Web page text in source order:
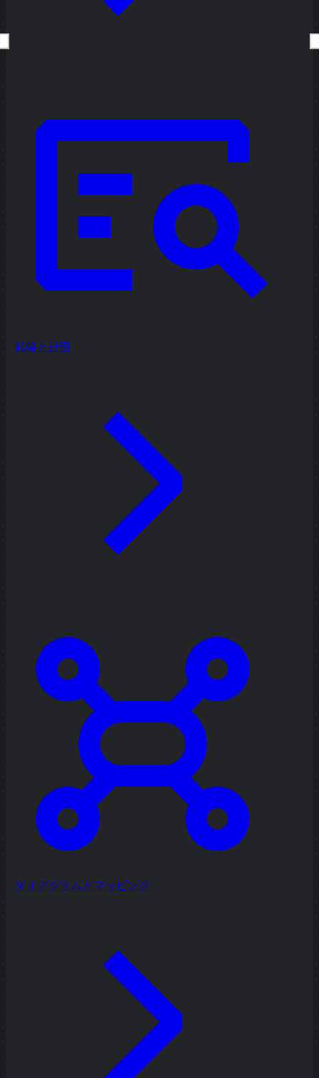
戦略と計画
ダイアグラムとマッピング